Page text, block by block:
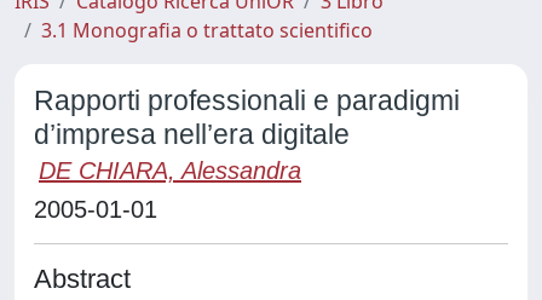
3.1 Monografia o trattato scientifico
Rapporti professionali e paradigmi
d’impresa nell’era digitale
DE CHIARA, Alessandra
2005-01-01
Abstract